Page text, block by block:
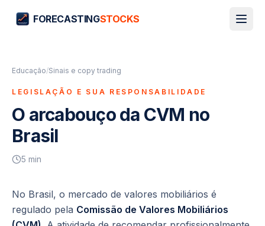
FORECASTINGSTOCKS
Educação/Sinais e copy trading
LEGISLAÇÃO E SUA RESPONSABILIDADE
O arcabouço da CVM no
Brasil
5 min
No Brasil, o mercado de valores mobiliários é
regulado pela Comissão de Valores Mobiliários